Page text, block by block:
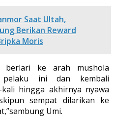
Saat Ultah,
Berikan Reward
Moris
berlari ke arah mushola
ini dan kembali
hingga akhirnya nyawa
sempat dilarikan ke
Umi.